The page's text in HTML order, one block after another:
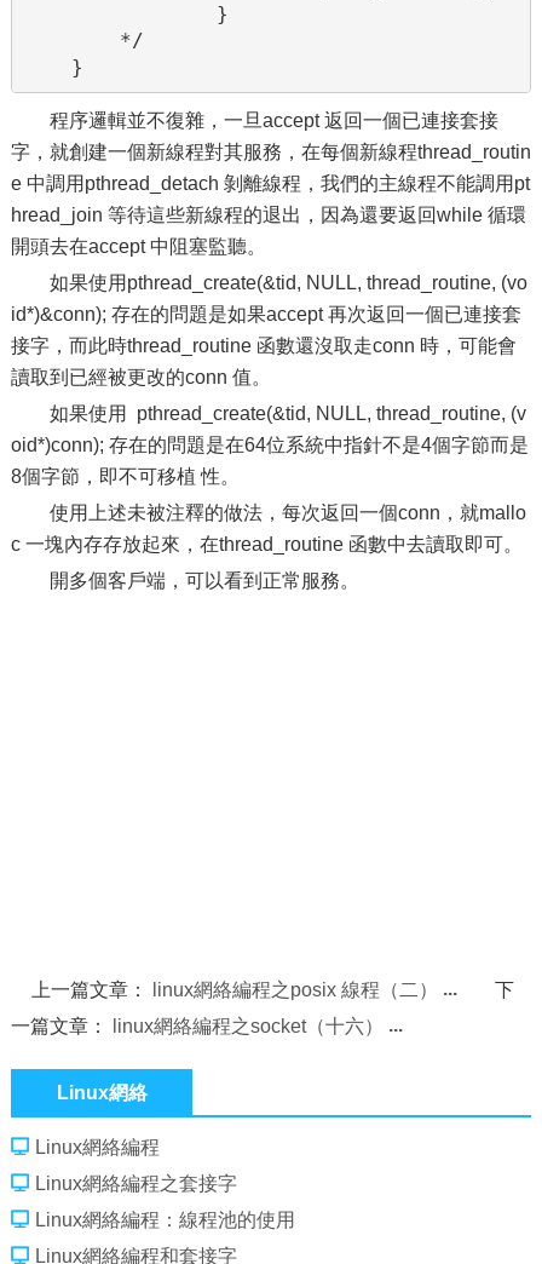
                }
        */
    }
程序邏輯並不復雜，一旦accept 返回一個已連接套接
字，就創建一個新線程對其服務，在每個新線程thread_routin
e 中調用pthread_detach 剝離線程，我們的主線程不能調用pt
hread_join 等待這些新線程的退出，因為還要返回while 循環
開頭去在accept 中阻塞監聽。
如果使用pthread_create(&tid, NULL, thread_routine, (vo
id*)&conn); 存在的問題是如果accept 再次返回一個已連接套
接字，而此時thread_routine 函數還沒取走conn 時，可能會
讀取到已經被更改的conn 值。
如果使用 pthread_create(&tid, NULL, thread_routine, (v
oid*)conn); 存在的問題是在64位系統中指針不是4個字節而是
8個字節，即不可移植 性。
使用上述未被注釋的做法，每次返回一個conn，就mallo
c 一塊內存存放起來，在thread_routine 函數中去讀取即可。
開多個客戶端，可以看到正常服務。
上一篇文章： linux網絡編程之posix 線程（二）
下
一篇文章：
linux網絡編程之socket（十六）
Linux網絡
Linux網絡編程
Linux網絡編程之套接字
Linux網絡編程：線程池的使用
Linux網絡編程和套接字